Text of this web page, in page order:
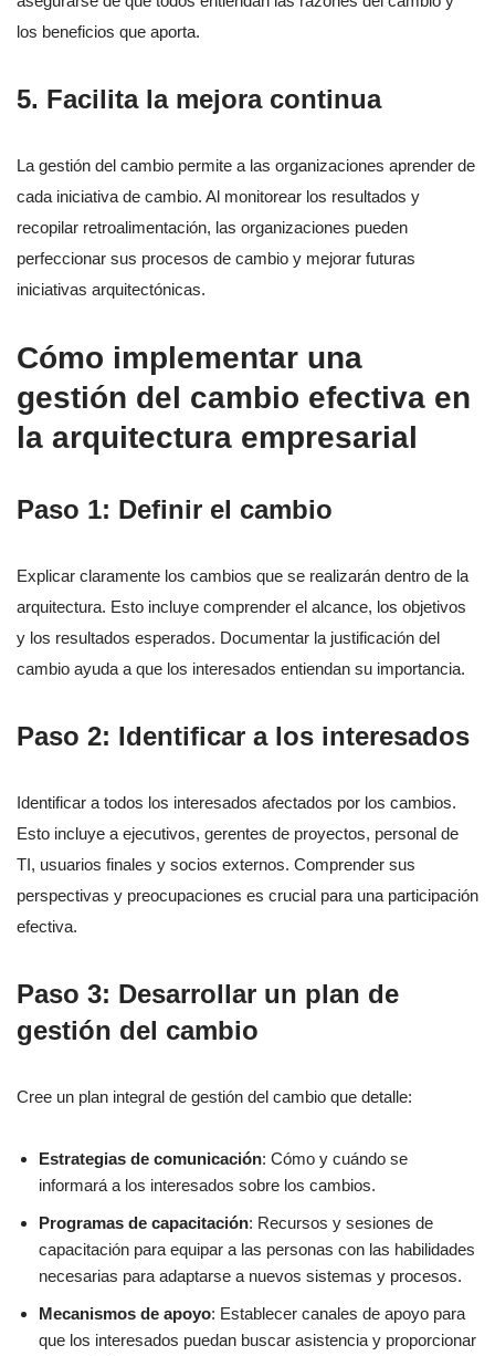
los beneficios que aporta.
5. Facilita la mejora continua
La gestión del cambio permite a las organizaciones aprender de
cada iniciativa de cambio. Al monitorear los resultados y
recopilar retroalimentación, las organizaciones pueden
perfeccionar sus procesos de cambio y mejorar futuras
iniciativas arquitectónicas.
Cómo implementar una
gestión del cambio efectiva en
la arquitectura empresarial
Paso 1: Definir el cambio
Explicar claramente los cambios que se realizarán dentro de la
arquitectura. Esto incluye comprender el alcance, los objetivos
y los resultados esperados. Documentar la justificación del
cambio ayuda a que los interesados entiendan su importancia.
Paso 2: Identificar a los interesados
Identificar a todos los interesados afectados por los cambios.
Esto incluye a ejecutivos, gerentes de proyectos, personal de
TI, usuarios finales y socios externos. Comprender sus
perspectivas y preocupaciones es crucial para una participación
efectiva.
Paso 3: Desarrollar un plan de
gestión del cambio
Cree un plan integral de gestión del cambio que detalle:
Estrategias de comunicación: Cómo y cuándo se
informará a los interesados sobre los cambios.
Programas de capacitación: Recursos y sesiones de
capacitación para equipar a las personas con las habilidades
necesarias para adaptarse a nuevos sistemas y procesos.
Mecanismos de apoyo: Establecer canales de apoyo para
que los interesados puedan buscar asistencia y proporcionar